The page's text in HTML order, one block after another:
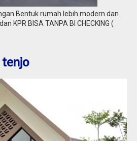
Bentuk rumah lebih modern dan
KPR BISA TANPA BI CHECKING (
tenjo